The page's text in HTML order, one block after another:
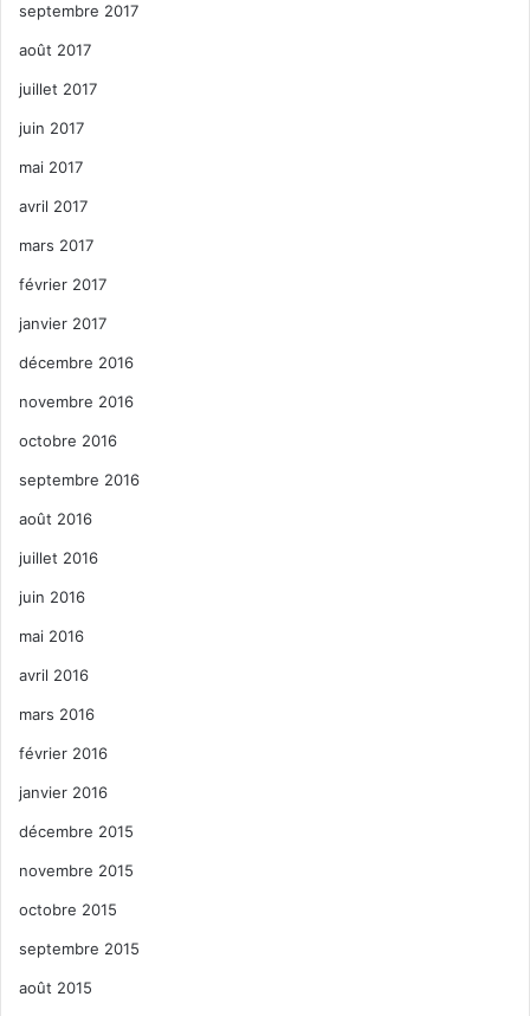
septembre 2017
août 2017
juillet 2017
juin 2017
mai 2017
avril 2017
mars 2017
février 2017
janvier 2017
décembre 2016
novembre 2016
octobre 2016
septembre 2016
août 2016
juillet 2016
juin 2016
mai 2016
avril 2016
mars 2016
février 2016
janvier 2016
décembre 2015
novembre 2015
octobre 2015
septembre 2015
août 2015